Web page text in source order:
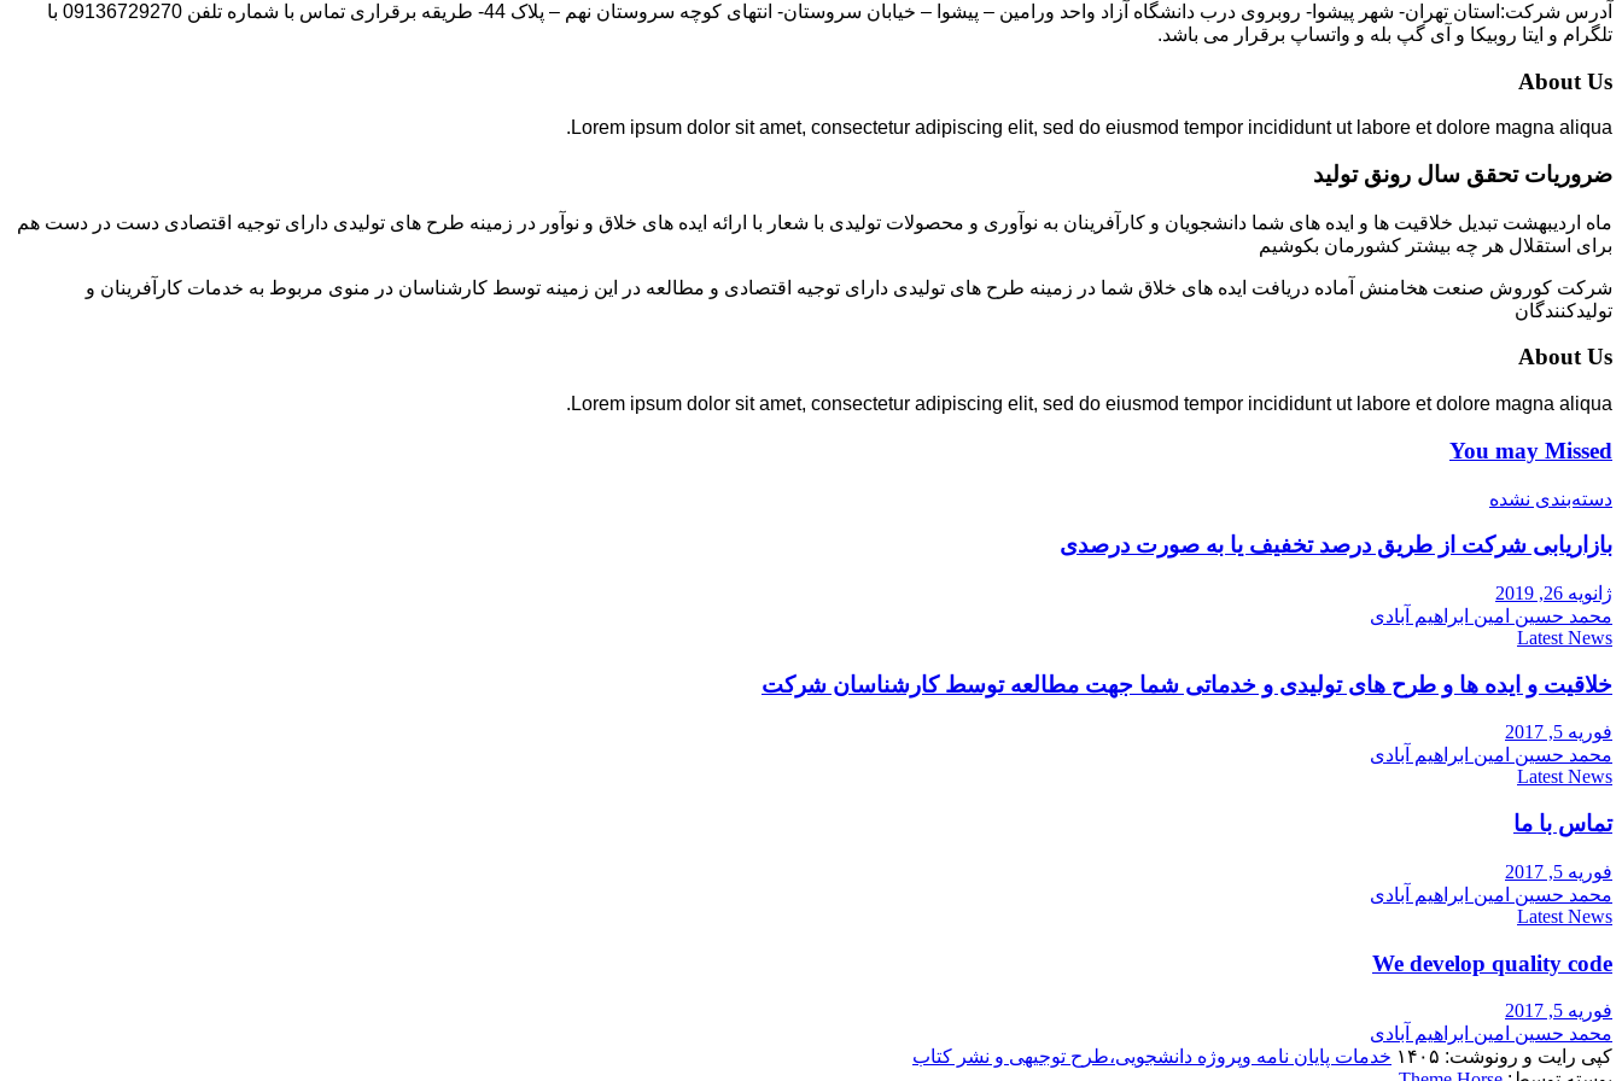
آدرس شرکت:استان تهران- شهر پیشوا- روبروی درب دانشگاه آزاد واحد ورامین – پیشوا – خیابان سروستان- انتهای کوچه سروستان نهم – پلاک 44- طریقه برقراری تماس با شماره تلفن 09136729270 با
تلگرام و ایتا روبیکا و آی گپ بله و واتساپ برقرار می باشد.
About Us
Lorem ipsum dolor sit amet, consectetur adipiscing elit, sed do eiusmod tempor incididunt ut labore et dolore magna aliqua.
ضروریات تحقق سال رونق تولید
ماه اردیبهشت تبدیل خلاقیت ها و ایده های شما دانشجویان و کارآفرینان به نوآوری و محصولات تولیدی با شعار با ارائه ایده های خلاق و نوآور در زمینه طرح های تولیدی دارای توجیه اقتصادی دست در دست هم
برای استقلال هر چه بیشتر کشورمان بکوشیم
شرکت کوروش صنعت هخامنش آماده دریافت ایده های خلاق شما در زمینه طرح های تولیدی دارای توجیه اقتصادی و مطالعه در این زمینه توسط کارشناسان در منوی مربوط به خدمات کارآفرینان و
تولیدکنندگان
About Us
Lorem ipsum dolor sit amet, consectetur adipiscing elit, sed do eiusmod tempor incididunt ut labore et dolore magna aliqua.
You may Missed
دسته‌بندی نشده
بازاریابی شرکت از طریق درصد تخفیف یا به صورت درصدی
ژانویه 26, 2019
محمد حسین امین ابراهیم آبادی
Latest News
خلاقیت و ایده ها و طرح های تولیدی و خدماتی شما جهت مطالعه توسط کارشناسان شرکت
فوریه 5, 2017
محمد حسین امین ابراهیم آبادی
Latest News
تماس با ما
فوریه 5, 2017
محمد حسین امین ابراهیم آبادی
Latest News
We develop quality code
فوریه 5, 2017
محمد حسین امین ابراهیم آبادی
کپی رایت و رونوشت: ۱۴۰۵
خدمات پایان نامه وپروژه دانشجویی،طرح توجیهی و نشر کتاب